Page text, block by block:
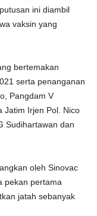
ini diambil
vaksin yang
bertemakan
serta penanganan
Pangdam V
Jatim Irjen Pol. Nico
Sudihartawan dan
oleh Sinovac
pekan pertama
jatah sebanyak